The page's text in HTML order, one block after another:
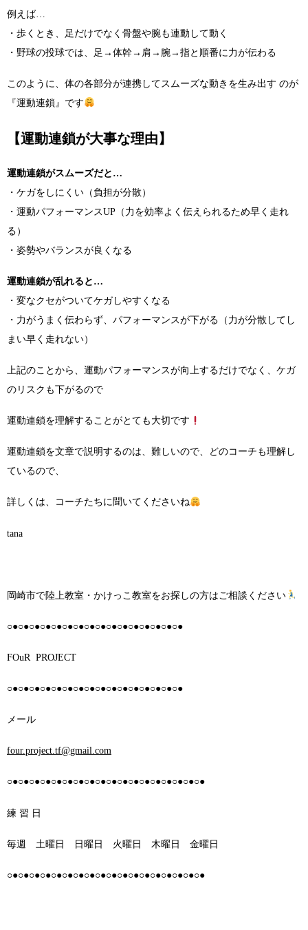
例えば…
・歩くとき、足だけでなく骨盤や腕も連動して動く
・野球の投球では、足→体幹→肩→腕→指と順番に力が伝わる
このように、体の各部分が連携してスムーズな動きを生み出す のが
『運動連鎖』です
【運動連鎖が大事な理由】
運動連鎖がスムーズだと…
・ケガをしにくい（負担が分散）
・運動パフォーマンスUP（力を効率よく伝えられるため早く走れ
る）
・姿勢やバランスが良くなる
運動連鎖が乱れると…
・変なクセがついてケガしやすくなる
・力がうまく伝わらず、パフォーマンスが下がる（力が分散してし
まい早く走れない）
上記のことから、運動パフォーマンスが向上するだけでなく、ケガ
のリスクも下がるので
運動連鎖を理解することがとても大切です
運動連鎖を文章で説明するのは、難しいので、どのコーチも理解し
ているので、
詳しくは、コーチたちに聞いてくださいね
tana
岡崎市で陸上教室・かけっこ教室をお探しの方はご相談ください
○●○●○●○●○●○●○●○●○●○●○●○●○●○●○●○●
FOuR PROJECT
○●○●○●○●○●○●○●○●○●○●○●○●○●○●○●○●
メール
four.project.tf@gmail.com
○●○●○●○●○●○●○●○●○●○●○●○●○●○●○●○●○●○●
練 習 日
毎週 土曜日 日曜日 火曜日 木曜日 金曜日
○●○●○●○●○●○●○●○●○●○●○●○●○●○●○●○●○●○●